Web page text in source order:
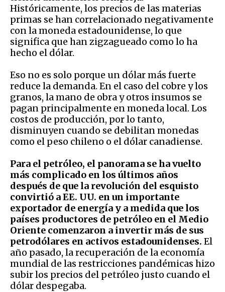
Históricamente, los precios de las materias
primas se han correlacionado negativamente
con la moneda estadounidense, lo que
significa que han zigzagueado como lo ha
hecho el dólar.
Eso no es solo porque un dólar más fuerte
reduce la demanda. En el caso del cobre y los
granos, la mano de obra y otros insumos se
pagan principalmente en moneda local. Los
costos de producción, por lo tanto,
disminuyen cuando se debilitan monedas
como el peso chileno o el dólar canadiense.
Para el petróleo, el panorama se ha vuelto
más complicado en los últimos años
después de que la revolución del esquisto
convirtió a EE. UU. en un importante
exportador de energía y a medida que los
países productores de petróleo en el Medio
Oriente comenzaron a invertir más de sus
petrodólares en activos estadounidenses. El
año pasado, la recuperación de la economía
mundial de las restricciones pandémicas hizo
subir los precios del petróleo justo cuando el
dólar despegaba.